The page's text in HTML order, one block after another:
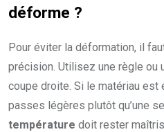
déforme ?
Pour éviter la déformation, il
précision. Utilisez une règle ou
coupe droite. Si le matériau
passes légères plutôt qu’une
température doit rester